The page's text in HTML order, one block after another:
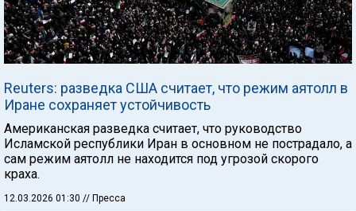
Reuters: разведка США считает, что режим аятолл в
Иране сохраняет устойчивость
Американская разведка считает, что руководство
Исламской республики Иран в основном не пострадало, а
сам режим аятолл не находится под угрозой скорого
краха.
12.03.2026 01:30 // Пресса